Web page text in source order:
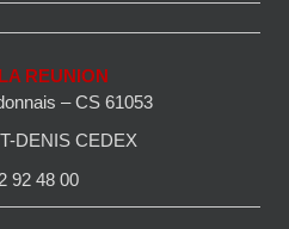
REUNION
– CS 61053
DENIS CEDEX
92 48 00